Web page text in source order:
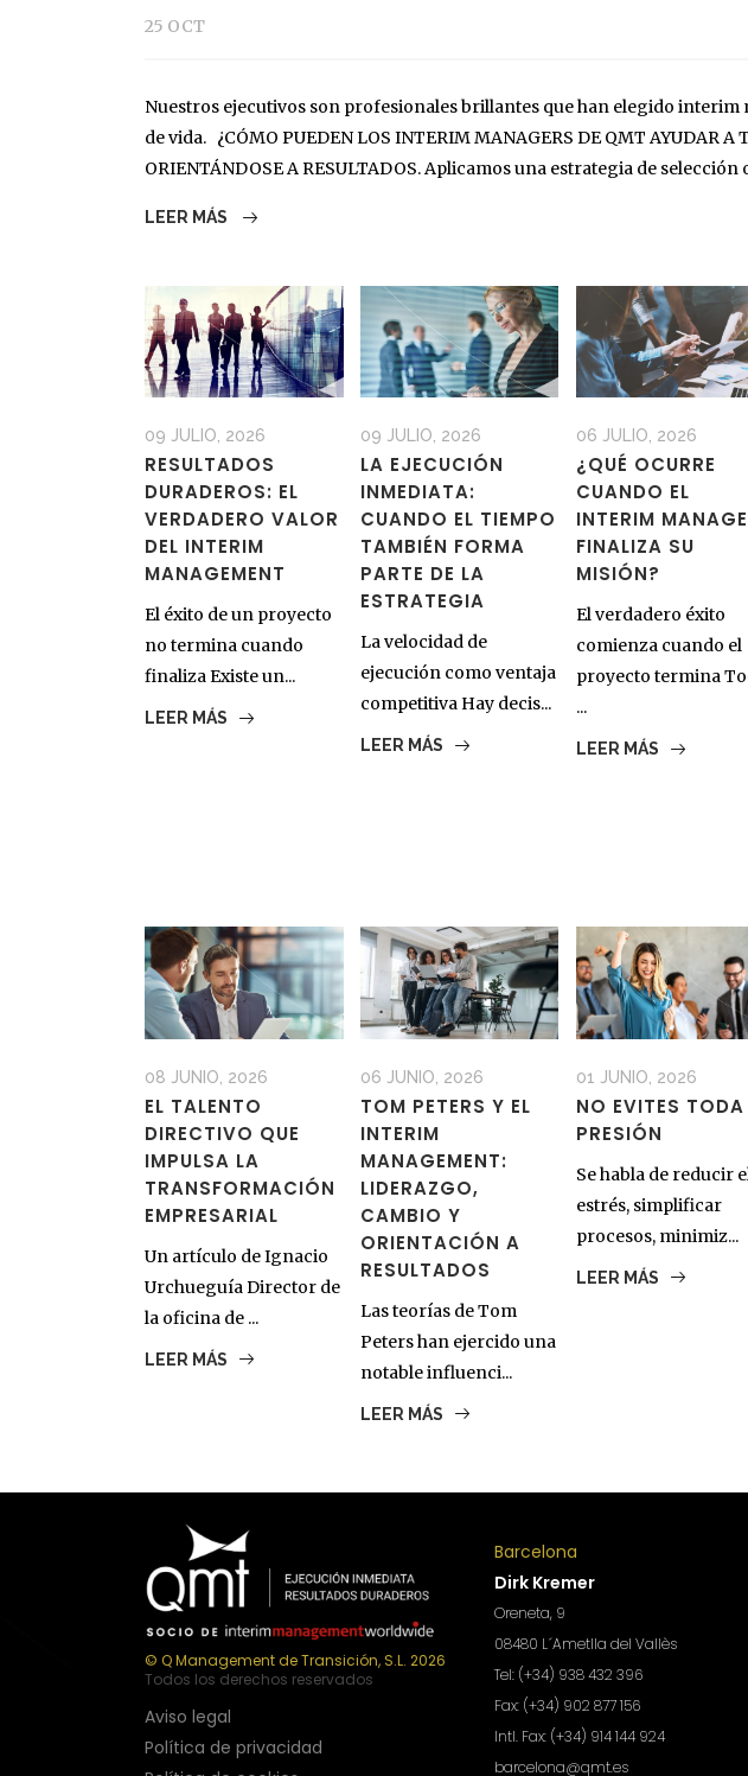
25 OCT
Nuestros ejecutivos son profesionales brillantes que han elegido
de vida. ¿CÓMO PUEDEN LOS INTERIM MANAGERS DE QMT AYUDAR A
ORIENTÁNDOSE A RESULTADOS. Aplicamos una estrategia de selección
LEER MÁS
09 JULIO, 2026
RESULTADOS
DURADEROS: EL
VERDADERO VALOR
DEL INTERIM
MANAGEMENT
El éxito de un proyecto
no termina cuando
finaliza Existe un...
LEER MÁS
09 JULIO, 2026
LA EJECUCIÓN
INMEDIATA:
CUANDO EL TIEMPO
TAMBIÉN FORMA
PARTE DE LA
ESTRATEGIA
La velocidad de
ejecución como ventaja
competitiva Hay decis...
LEER MÁS
06 JULIO, 2026
¿QUÉ OCURRE
CUANDO EL
INTERIM
FINALIZA SU
MISIÓN?
El verdadero éxito
comienza cuando el
proyecto termina
...
LEER MÁS
08 JUNIO, 2026
EL TALENTO
DIRECTIVO QUE
IMPULSA LA
TRANSFORMACIÓN
EMPRESARIAL
Un artículo de Ignacio
Urchueguía Director de
la oficina de ...
LEER MÁS
06 JUNIO, 2026
TOM PETERS Y EL
INTERIM
MANAGEMENT:
LIDERAZGO,
CAMBIO Y
ORIENTACIÓN A
RESULTADOS
Las teorías de Tom
Peters han ejercido una
notable influenci...
LEER MÁS
01 JUNIO, 2026
NO EVITES TODA
PRESIÓN
Se habla de reducir
estrés, simplificar
procesos, minimiz...
LEER MÁS
© Q Management de Transición, S.L. 2026
Todos los derechos reservados
Aviso legal
Política de privacidad
Barcelona
Dirk Kremer
Oreneta, 9
08480 L´Ametlla del Vallès
Tel: (+34) 938 432 396
Fax: (+34) 902 877 156
Intl. Fax: (+34) 914 144 924
barcelona@qmt.es